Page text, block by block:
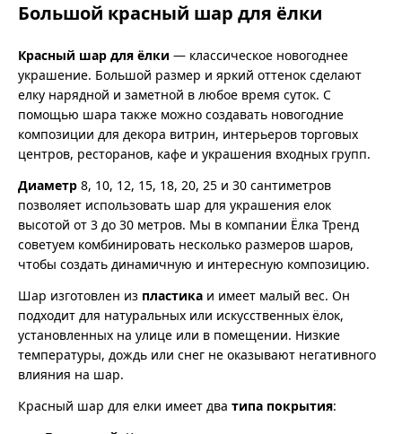
Большой красный шар для ёлки
Красный шар для ёлки — классическое новогоднее
украшение. Большой размер и яркий оттенок сделают
елку нарядной и заметной в любое время суток. С
помощью шара также можно создавать новогодние
композиции для декора витрин, интерьеров торговых
центров, ресторанов, кафе и украшения входных групп.
Диаметр 8, 10, 12, 15, 18, 20, 25 и 30 сантиметров
позволяет использовать шар для украшения елок
высотой от 3 до 30 метров. Мы в компании Ёлка Тренд
советуем комбинировать несколько размеров шаров,
чтобы создать динамичную и интересную композицию.
Шар изготовлен из пластика и имеет малый вес. Он
подходит для натуральных или искусственных ёлок,
установленных на улице или в помещении. Низкие
температуры, дождь или снег не оказывают негативного
влияния на шар.
Красный шар для елки имеет два типа покрытия: